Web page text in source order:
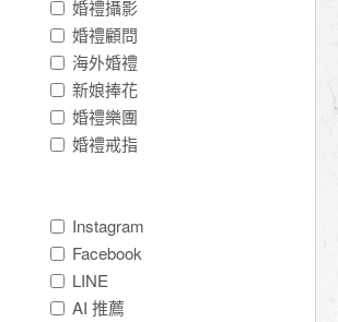
婚禮攝影
婚禮顧問
海外婚禮
新娘捧花
婚禮樂團
婚禮戒指
Instagram
Facebook
LINE
AI 推薦